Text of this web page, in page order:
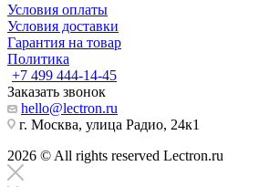
Условия оплаты
Условия доставки
Гарантия на товар
Политика
+7 499 444-14-45
Заказать звонок
hello@lectron.ru
г. Москва, улица Радио, 24к1
2026 © All rights reserved Lectron.ru